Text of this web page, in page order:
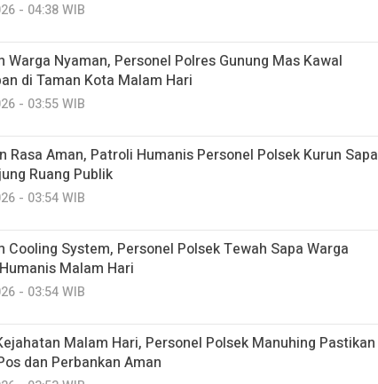
- 04:38 WIB
Warga Nyaman, Personel Polres Gunung Mas Kawal
di Taman Kota Malam Hari
- 03:55 WIB
Rasa Aman, Patroli Humanis Personel Polsek Kurun Sapa
Ruang Publik
- 03:54 WIB
Cooling System, Personel Polsek Tewah Sapa Warga
Malam Hari
- 03:54 WIB
Malam Hari, Personel Polsek Manuhing Pastikan
dan Perbankan Aman